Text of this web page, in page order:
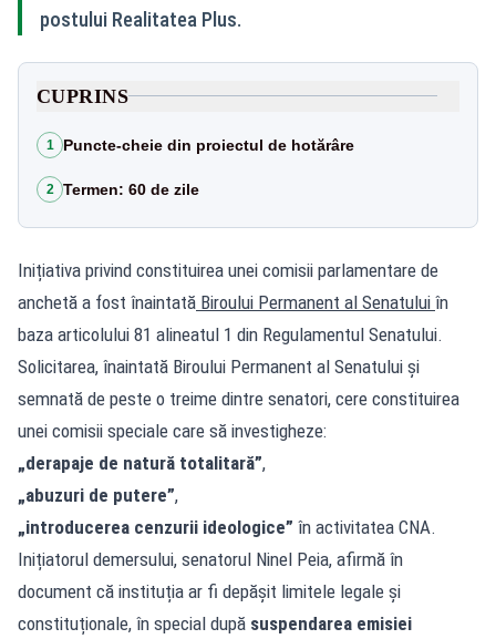
postului Realitatea Plus.
CUPRINS
1 Puncte-cheie din proiectul de hotărâre
2 Termen: 60 de zile
Inițiativa privind constituirea unei comisii parlamentare de
anchetă a fost înaintată Biroului Permanent al Senatului în
baza articolului 81 alineatul 1 din Regulamentul Senatului.
Solicitarea, înaintată Biroului Permanent al Senatului și
semnată de peste o treime dintre senatori, cere constituirea
unei comisii speciale care să investigheze:
„derapaje de natură totalitară”,
„abuzuri de putere”,
„introducerea cenzurii ideologice” în activitatea CNA.
Inițiatorul demersului, senatorul Ninel Peia, afirmă în
document că instituția ar fi depășit limitele legale și
constituționale, în special după suspendarea emisiei